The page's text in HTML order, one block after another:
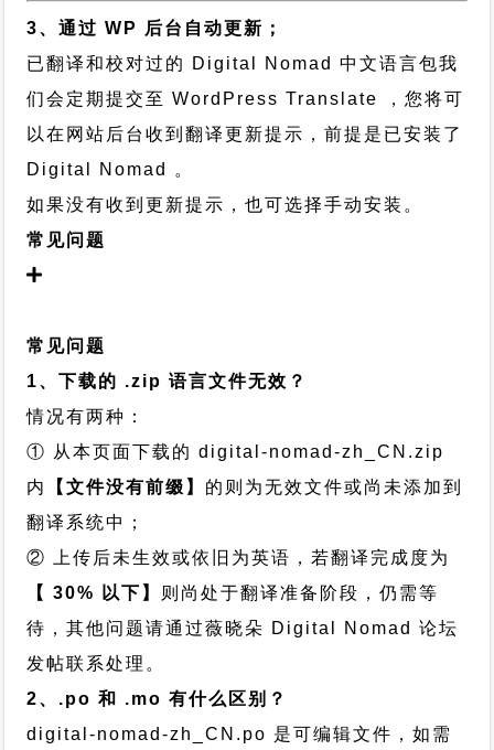
3、通过 WP 后台自动更新；
已翻译和校对过的 Digital Nomad 中文语言包我
们会定期提交至 WordPress Translate ，您将可
以在网站后台收到翻译更新提示，前提是已安装了
Digital Nomad 。
如果没有收到更新提示，也可选择手动安装。
常见问题
常见问题
1、下载的 .zip 语言文件无效？
情况有两种：
① 从本页面下载的 digital-nomad-zh_CN.zip
内
【文件没有前缀】 的则为无效文件或尚未添加到
翻译系统中；
② 上传后未生效或依旧为英语，若翻译完成度为
【 30% 以下】 则尚处于翻译准备阶段，仍需等
待，其他问题请通过薇晓朵 Digital Nomad 论坛
发帖联系处理。
2、.po 和 .mo 有什么区别？
digital-nomad-zh_CN.po 是可编辑文件，如需